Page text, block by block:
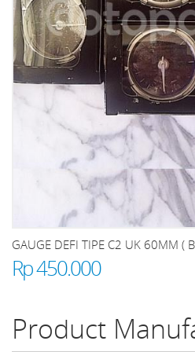
GAUGE DEFI TIPE C2 UK 60MM (
Rp 450.000
Product